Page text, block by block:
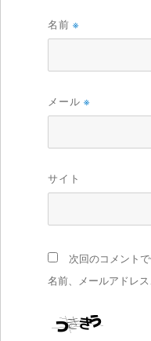
名前 ※
メール ※
サイト
次回のコメント
名前、メールアドレス